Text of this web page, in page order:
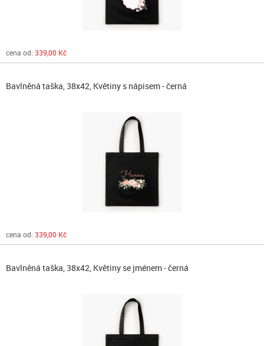
cena od: 339,00 Kč
Bavlněná taška, 38x42, Květiny s nápisem - černá
cena od: 339,00 Kč
Bavlněná taška, 38x42, Květiny se jménem - černá